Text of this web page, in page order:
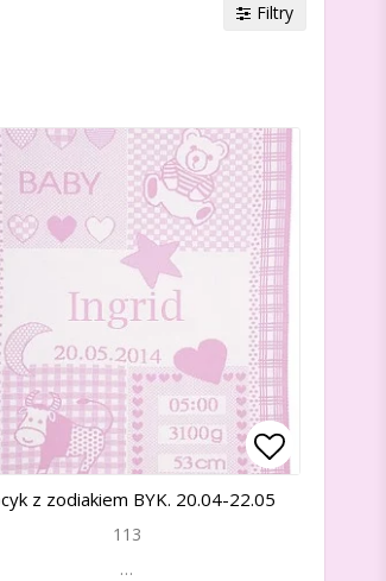
Filtry
of favorites
of favorites Add to
Add to
z zodiakiem BYK. 20.04-22.05
113
…